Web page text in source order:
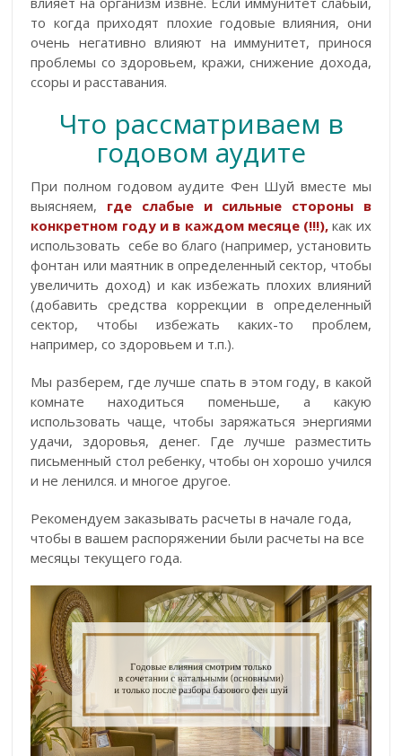
то когда приходят плохие годовые влияния, они
очень негативно влияют на иммунитет, принося
проблемы со здоровьем, кражи, снижение дохода,
ссоры и расставания.
Что рассматриваем в
годовом аудите
При полном годовом аудите Фен Шуй вместе мы
выясняем, где слабые и сильные стороны в
конкретном году и в каждом месяце (!!!), как их
использовать себе во благо (например, установить
фонтан или маятник в определенный сектор, чтобы
увеличить доход) и как избежать плохих влияний
(добавить средства коррекции в определенный
сектор, чтобы избежать каких-то проблем,
например, со здоровьем и т.п.).
Мы разберем, где лучше спать в этом году, в какой
комнате находиться поменьше, а какую
использовать чаще, чтобы заряжаться энергиями
удачи, здоровья, денег. Где лучше разместить
письменный стол ребенку, чтобы он хорошо учился
и не ленился. и многое другое.
Рекомендуем заказывать расчеты в начале года,
чтобы в вашем распоряжении были расчеты на все
месяцы текущего года.